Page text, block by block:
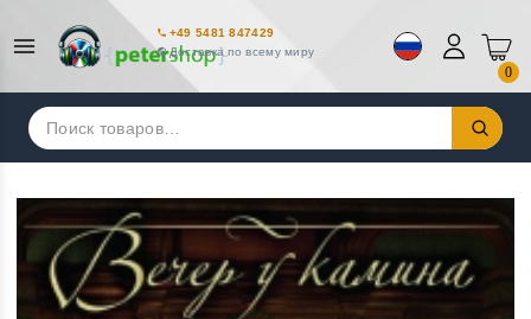
+49 5481 847429
Доставка по всему миру
0
Искать: